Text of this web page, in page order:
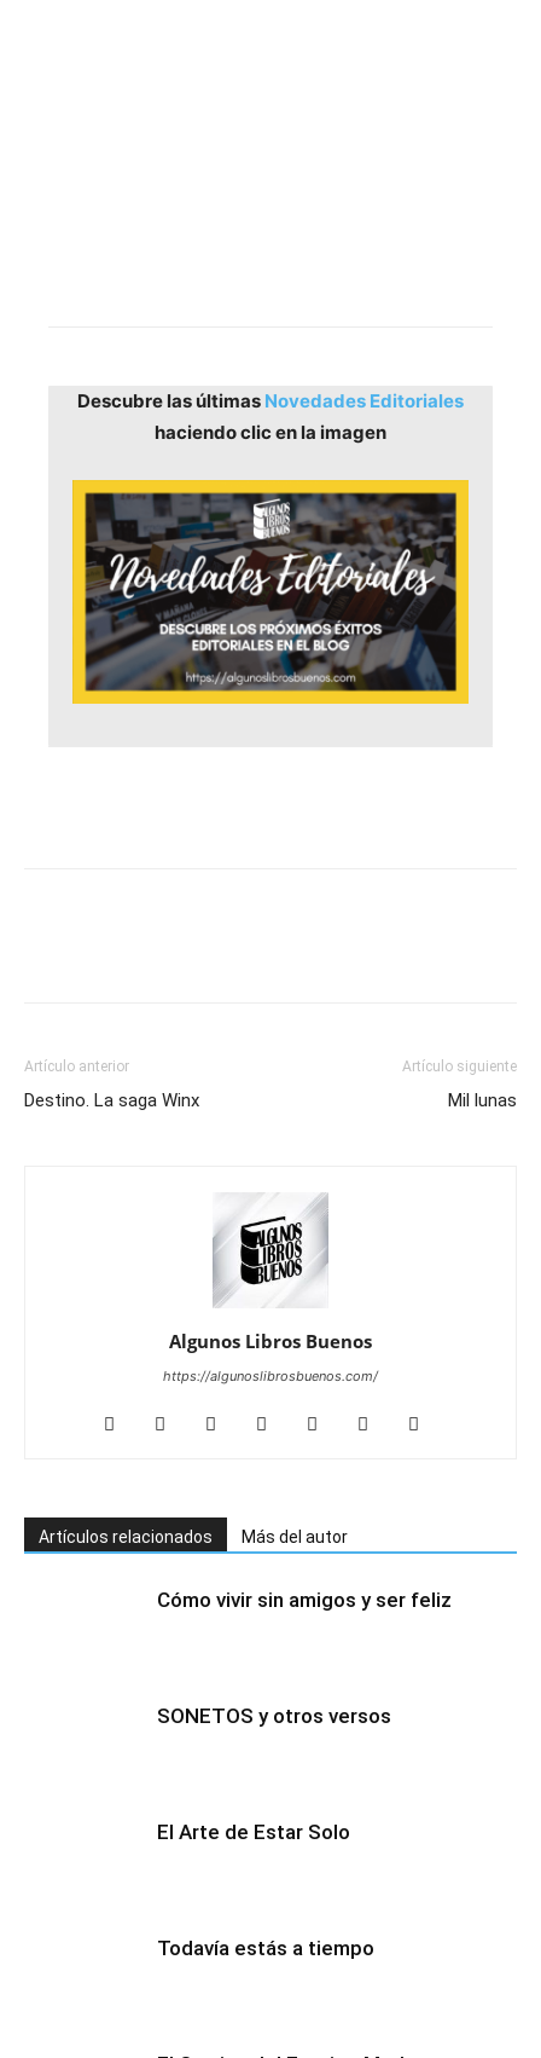
Descubre las últimas Novedades Editoriales
haciendo clic en la imagen
Artículo anterior
Destino. La saga Winx
Artículo siguiente
Mil lunas
Algunos Libros Buenos
https://algunoslibrosbuenos.com/
Artículos relacionados Más del autor
Cómo vivir sin amigos y ser feliz
SONETOS y otros versos
El Arte de Estar Solo
Todavía estás a tiempo